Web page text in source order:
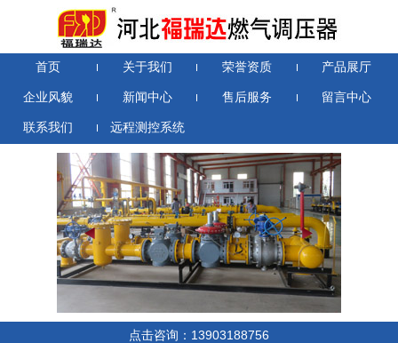
首页 关于我们 荣誉资质 产品展厅
企业风貌 新闻中心 售后服务 留言中心
联系我们 远程测控系统
点击咨询：13903188756
RTZ-*/0.4D系列燃气调压器